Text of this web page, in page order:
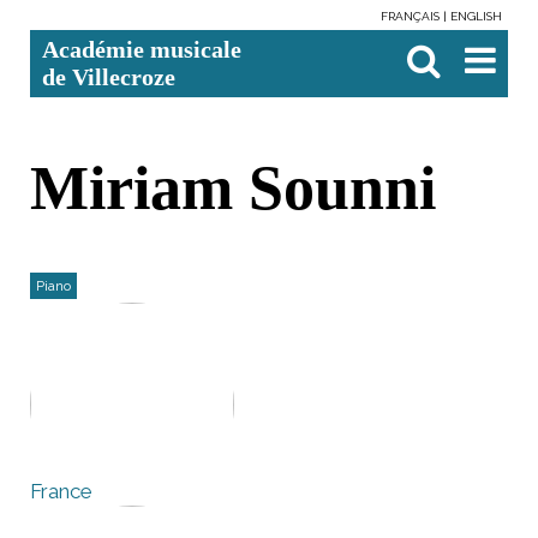
contenu.
Aller
à
personnels
FRANÇAIS ENGLISH
Académie musicale
de Villecroze

avancée…
Miriam Sounni
Piano
France